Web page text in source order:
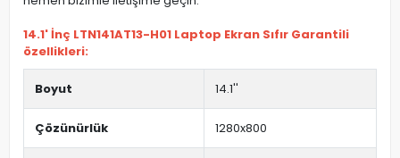
14.1' İnç LTN141AT13-H01 Laptop Ekran Sıfır Garantili
özellikleri:
Boyut 14.1''
Çözünürlük 1280x800